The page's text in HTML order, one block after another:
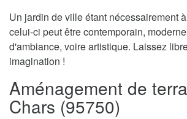
Un jardin de ville étant nécessairement
celui-ci peut être contemporain,
d'ambiance, voire artistique. Laissez
imagination !
Aménagement de
Chars (95750)